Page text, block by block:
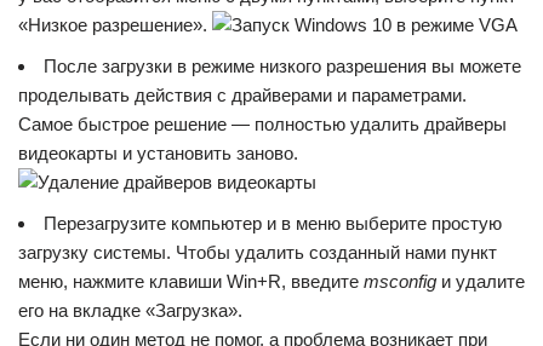
«Низкое разрешение».
После загрузки в режиме низкого разрешения вы можете
проделывать действия с драйверами и параметрами.
Самое быстрое решение — полностью удалить драйверы
видеокарты и установить заново.
Перезагрузите компьютер и в меню выберите простую
загрузку системы. Чтобы удалить созданный нами пункт
меню, нажмите клавиши Win+R, введите msconfig и удалите
его на вкладке «Загрузка».
Если ни один метод не помог, а проблема возникает при